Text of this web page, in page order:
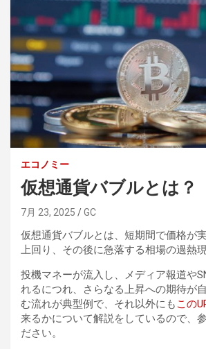
エコノミー
仮想通貨バブルとは？
7月 23, 2025 GC
仮想通貨バブルとは、短期間で価格が
上回り、その後に急落する相場の過熱
投機マネーが流入し、メディア報道や
れるにつれ、さらなる上昇への期待が
む流れが典型例で、それ以外にも この
来るかについて解説をしているので、
ださい。